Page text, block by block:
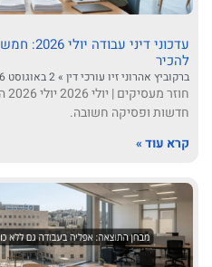
עדכוני
להכיר
ברקוביץ אהרוני זיו עורכי דין
חדשות ופסיקה חשובה.
קרא עוד »